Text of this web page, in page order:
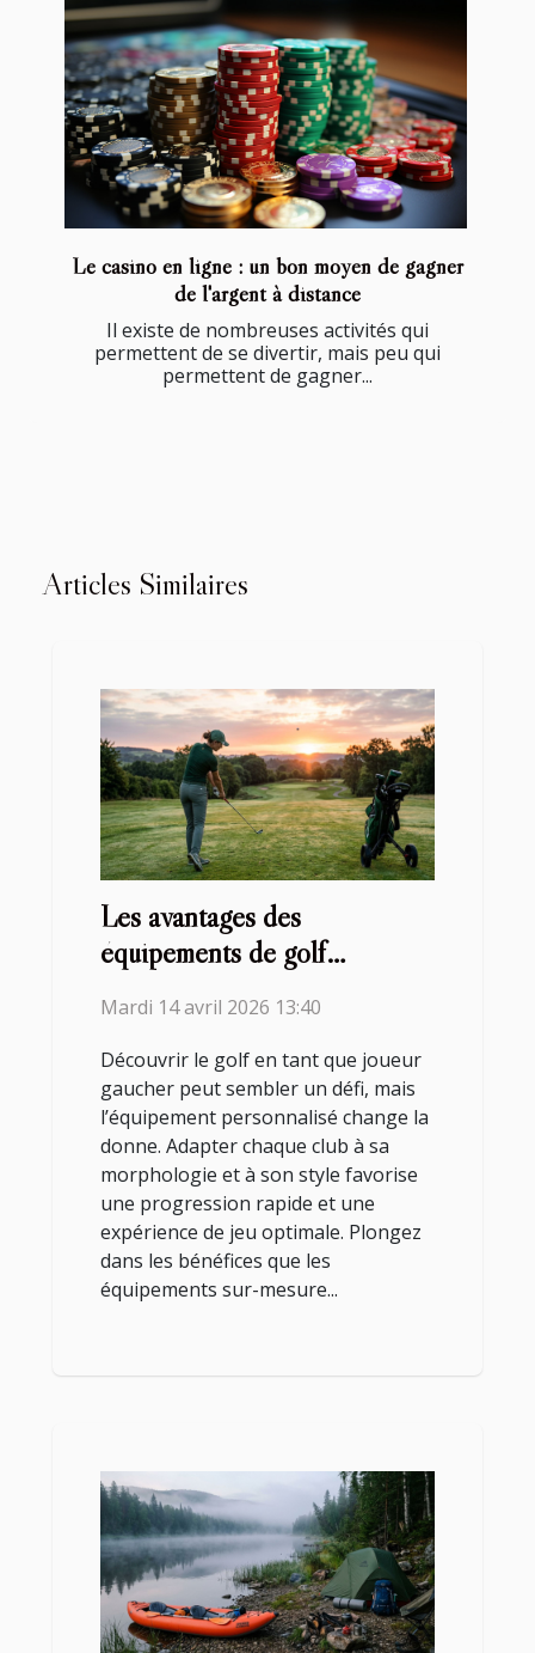
Le casino en ligne : un bon moyen de gagner
de l'argent à distance
Il existe de nombreuses activités qui
permettent de se divertir, mais peu qui
permettent de gagner...
Articles Similaires
Les avantages des
équipements de golf
joueurs gauchers
Mardi 14 avril 2026 13:40
Découvrir le golf en tant que joueur
gaucher peut sembler un défi, mais
l’équipement personnalisé change la
donne. Adapter chaque club à sa
morphologie et à son style favorise
une progression rapide et une
expérience de jeu optimale. Plongez
dans les bénéfices que les
équipements sur-mesure...